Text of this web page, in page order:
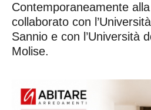
Contemporaneamente
collaborato con
Sannio e con l’Università
Molise.